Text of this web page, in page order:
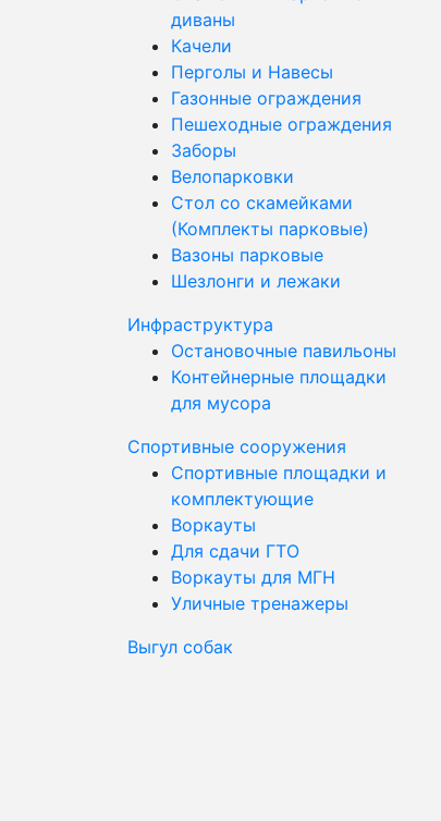
диваны
Качели
Перголы и Навесы
Газонные ограждения
Пешеходные ограждения
Заборы
Велопарковки
Стол со скамейками
(Комплекты парковые)
Вазоны парковые
Шезлонги и лежаки
Инфраструктура
Остановочные павильоны
Контейнерные площадки
для мусора
Спортивные сооружения
Спортивные площадки и
комплектующие
Воркауты
Для сдачи ГТО
Воркауты для МГН
Уличные тренажеры
Выгул собак